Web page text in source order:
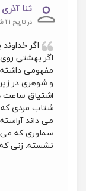
ثنا آذری
در تاریخ 21 شهریور 1395
اگر
اگر بهشتی
مفهومی
و شوهری در
اشتیاق ساعت
شتاب مردی
می داند
سماوری که
نشسته. زنی